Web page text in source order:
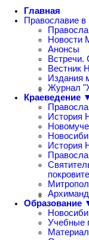
Главная
Православие
Новости
Анонсы
Встречи.
Вестник
Издания
Журнал
Краеведение
История
История
Образование
Учебные